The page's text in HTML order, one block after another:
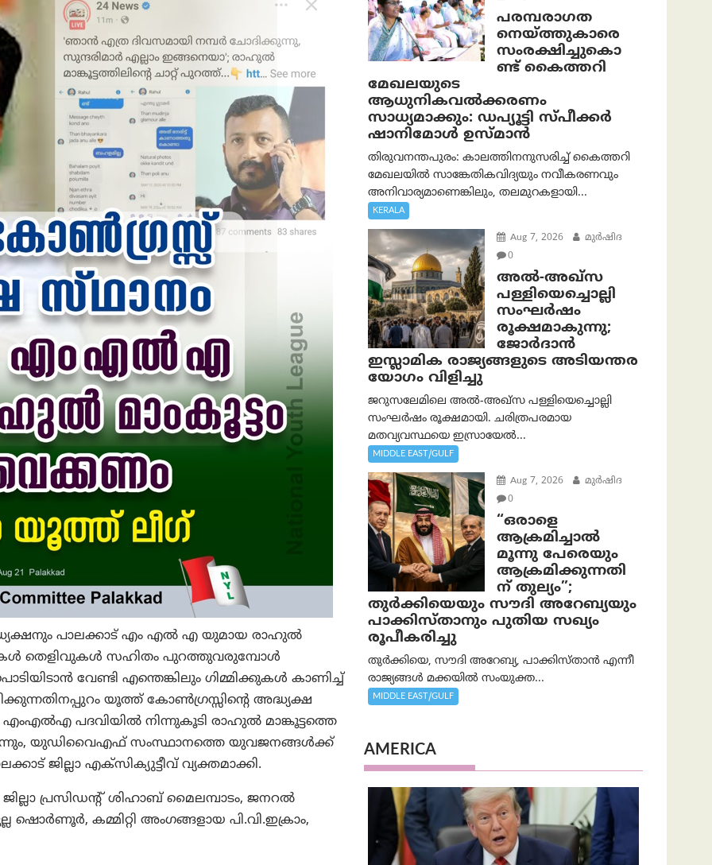
പാലക്കാട് എം എൽ എ യുമായ രാഹുൽ
തെളിവുകൾ സഹിതം പുറത്തുവരുമ്പോൾ
വേണ്ടി എന്തെങ്കിലും ഗിമ്മിക്കുകൾ കാണിച്ച്
യൂത്ത് കോൺഗ്രസ്സിന്റെ അദ്ധ്യക്ഷ
പദവിയിൽ നിന്നുകൂടി രാഹുൽ മാങ്കൂട്ടത്തെ
യുഡിവൈഎഫ് സംസ്ഥാനത്തെ യുവജനങ്ങൾക്ക്
ജില്ലാ എക്സിക്യുട്ടീവ് വ്യക്തമാക്കി.
പ്രസിഡന്റ് ശിഹാബ് മൈലമ്പാടം, ജനറൽ
കമ്മിറ്റി അംഗങ്ങളായ പി.വി.ഇക്രാം,
പരമ്പരാഗത
നെയ്ത്തുകാരെ
സംരക്ഷിച്ചുകൊ
ണ്ട് കൈത്തറി
മേഖലയുടെ
ആധുനികവൽക്കരണം
സാധ്യമാക്കും: ഡപ്യൂട്ടി സ്പീക്കർ
ഷാനിമോൾ ഉസ്മാൻ
തിരുവനന്തപുരം: കാലത്തിനനുസരിച്ച് കൈത്തറി
മേഖലയിൽ സാങ്കേതികവിദ്യയും നവീകരണവും
അനിവാര്യമാണെങ്കിലും, തലമുറകളായി...
KERALA
Aug 7, 2026
മുര്‍ഷിദ
0
അൽ-അഖ്‌സ
പള്ളിയെച്ചൊല്ലി
സംഘർഷം
രൂക്ഷമാകുന്നു;
ജോർദാൻ
ഇസ്ലാമിക രാജ്യങ്ങളുടെ അടിയന്തര
യോഗം വിളിച്ചു
ജറുസലേമിലെ അൽ-അഖ്‌സ പള്ളിയെച്ചൊല്ലി
സംഘർഷം രൂക്ഷമായി. ചരിത്രപരമായ
മതവ്യവസ്ഥയെ ഇസ്രായേൽ...
MIDDLE EAST/GULF
Aug 7, 2026
മുര്‍ഷിദ
0
“ഒരാളെ
ആക്രമിച്ചാല്‍
മൂന്നു പേരെയും
ആക്രമിക്കുന്നതി
ന് തുല്യം”;
തുർക്കിയെയും സൗദി അറേബ്യയും
പാക്കിസ്താനും പുതിയ സഖ്യം
രൂപീകരിച്ചു
തുർക്കിയെ, സൗദി അറേബ്യ, പാക്കിസ്താന്‍ എന്നീ
രാജ്യങ്ങൾ മക്കയിൽ സംയുക്ത...
MIDDLE EAST/GULF
AMERICA